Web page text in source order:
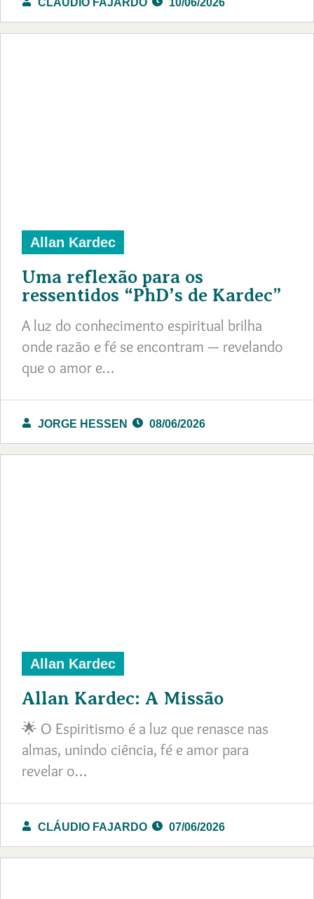
CLÁUDIO FAJARDO 10/06/2026
Allan Kardec
Uma reflexão para os
ressentidos “PhD’s de Kardec”
A luz do conhecimento espiritual brilha
onde razão e fé se encontram — revelando
que o amor e…
JORGE HESSEN 08/06/2026
Allan Kardec
Allan Kardec: A Missão
🌟 O Espiritismo é a luz que renasce nas
almas, unindo ciência, fé e amor para
revelar o…
CLÁUDIO FAJARDO 07/06/2026